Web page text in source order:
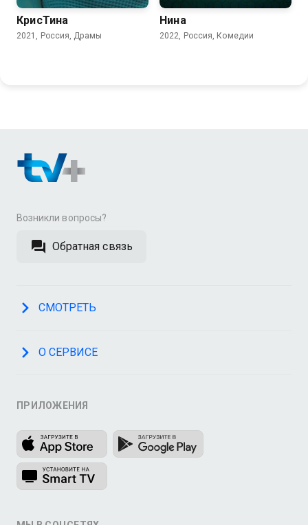
КрисТина
2021, Россия, Драмы
Нина
2022, Россия, Комедии
Возникли вопросы?
Обратная связь
СМОТРЕТЬ
О СЕРВИСЕ
ПРИЛОЖЕНИЯ